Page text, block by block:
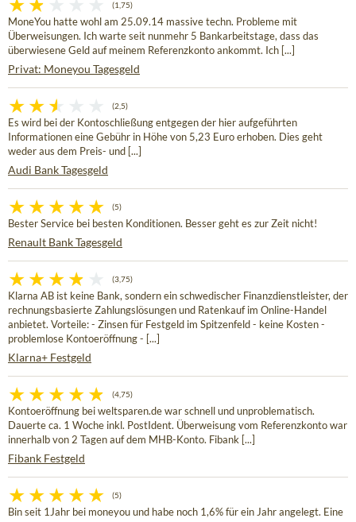
(1,75)
MoneYou hatte wohl am 25.09.14 massive techn. Probleme mit
Überweisungen. Ich warte seit nunmehr 5 Bankarbeitstage, dass das
überwiesene Geld auf meinem Referenzkonto ankommt. Ich [...]
Privat: Moneyou Tagesgeld
(2,5)
Es wird bei der Kontoschließung entgegen der hier aufgeführten
Informationen eine Gebühr in Höhe von 5,23 Euro erhoben. Dies geht
weder aus dem Preis- und [...]
Audi Bank Tagesgeld
(5)
Bester Service bei besten Konditionen. Besser geht es zur Zeit nicht!
Renault Bank Tagesgeld
(3,75)
Klarna AB ist keine Bank, sondern ein schwedischer Finanzdienstleister, der
rechnungsbasierte Zahlungslösungen und Ratenkauf im Online-Handel
anbietet. Vorteile: - Zinsen für Festgeld im Spitzenfeld - keine Kosten -
problemlose Kontoeröffnung - [...]
Klarna+ Festgeld
(4,75)
Kontoeröffnung bei weltsparen.de war schnell und unproblematisch.
Dauerte ca. 1 Woche inkl. PostIdent. Überweisung vom Referenzkonto war
innerhalb von 2 Tagen auf dem MHB-Konto. Fibank [...]
Fibank Festgeld
(5)
Bin seit 1Jahr bei moneyou und habe noch 1,6% für ein Jahr angelegt. Eine